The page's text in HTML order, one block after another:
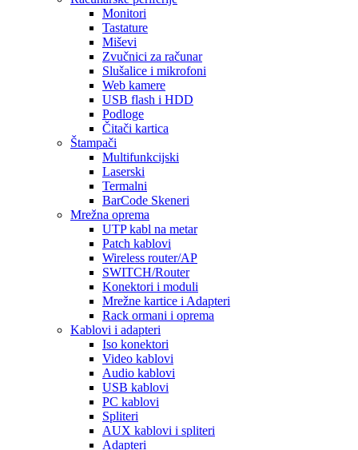
Monitori
Tastature
Miševi
Zvučnici za računar
Slušalice i mikrofoni
Web kamere
USB flash i HDD
Podloge
Čitači kartica
Štampači
Multifunkcijski
Laserski
Termalni
BarCode Skeneri
Mrežna oprema
UTP kabl na metar
Patch kablovi
Wireless router/AP
SWITCH/Router
Konektori i moduli
Mrežne kartice i Adapteri
Rack ormani i oprema
Kablovi i adapteri
Iso konektori
Video kablovi
Audio kablovi
USB kablovi
PC kablovi
Spliteri
AUX kablovi i spliteri
Adapteri